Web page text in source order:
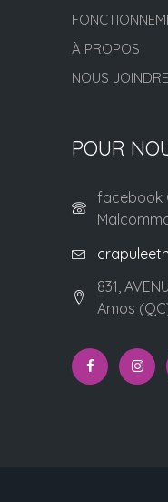
À PROPOS
NOUS JOINDRE
POUR
facebook
831,
Amos